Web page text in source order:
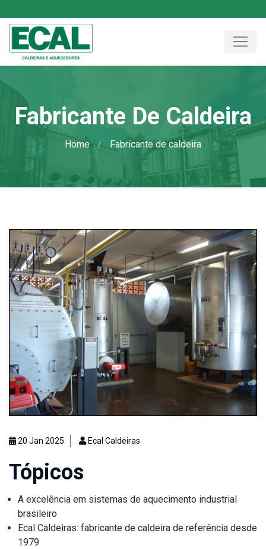
Fabricante De Caldeira
Home Fabricante de caldeira
20 Jan 2025 Ecal Caldeiras
Tópicos
A excelência em sistemas de aquecimento industrial
brasileiro
Ecal Caldeiras: fabricante de caldeira de referência desde
1979